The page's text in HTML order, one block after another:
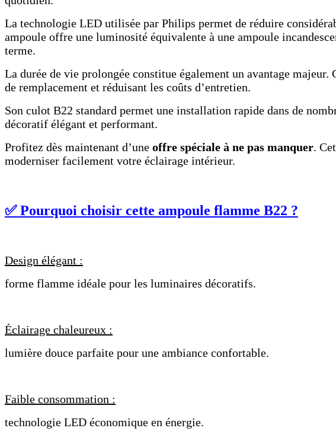
La technologie LED utilisée par Philips permet de réduire
ampoule offre une luminosité équivalente à une ampoule
terme.
La durée de vie prolongée constitue également un avantage
de remplacement et réduisant les coûts d’entretien.
Son culot B22 standard permet une installation rapide dans de
décoratif élégant et performant.
Profitez dès maintenant d’une offre spéciale à ne pas manquer.
moderniser facilement votre éclairage intérieur.
✅ Pourquoi choisir cette ampoule flamme B22 ?
Design élégant :
forme flamme idéale pour les luminaires décoratifs.
Éclairage chaleureux :
lumière douce parfaite pour une ambiance confortable.
Faible consommation :
technologie LED économique en énergie.